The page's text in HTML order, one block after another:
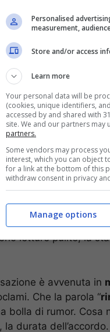
Poi un cenno di
respiro che si
o di una semplice
qualsiasi filtro.
conta
di fiducia,
bene la
cura del dettaglio,
tecnica e
letture pulite, la
è avvenuta in
Che la parola “
bolla di rumor. Cosa
durata
Personalised
measurement,
Store and/or access
Learn more
Your personal data will be
(cookies, unique identifiers,
accessed by and shared with
site. We and our partners may
partners.
Some vendors may process
interest, which you can object
for a link at the bottom of this
withdraw consent in privacy
Manage options